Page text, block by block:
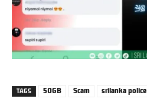
TAGS 50GB Scam srilanka police